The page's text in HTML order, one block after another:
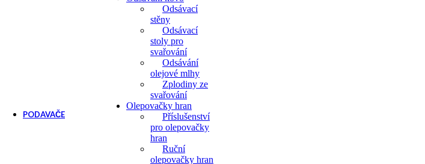
Odsávací
stěny
Odsávací
stoly pro
svařování
Odsávání
olejové mlhy
Zplodiny ze
svařování
Olepovačky hran
Příslušenství
pro olepovačky
hran
Ruční
olepovačky hran
PODAVAČE
Příslušenství k podavačům